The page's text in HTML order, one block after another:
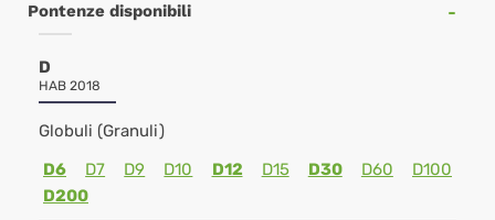
Pontenze disponibili
D
HAB 2018
Globuli (Granuli)
D6
D7 D9 D10 D12 D15 D30 D60
D100
D200